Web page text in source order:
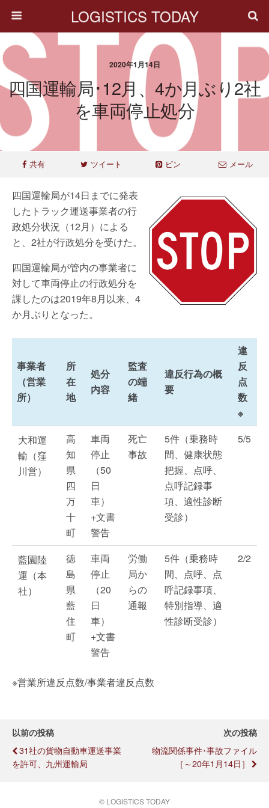
LOGISTICS TODAY
2020年1月14日
四国運輸局･12月、4か月ぶり2社
を車両停止処分
共有 ツイート ピン メール
四国運輸局が14日までに発表
したトラック運送事業者の行
政処分状況（12月）による
と、2社が行政処分を受けた。
四国運輸局が管内の事業者に
対して車両停止の行政処分を
課したのは2019年8月以来、4
か月ぶりとなった。
事業者
（営業
所）
所
在
地
処分
内容
監査
の端
緒
違反行為の概
要
違
反
点
数
※
大和運
輸（窪
川営）
高
知
県
四
万
十
町
車両
停止
（50
日
車）
+文書
警告
死亡
事故
5件（乗務時
間、健康状態
把握、点呼、
点呼記録事
項、適性診断
受診）
5/5
藍園陸
運（本
社）
徳
島
県
藍
住
町
車両
停止
（20
日
車）
+文書
警告
労働
局か
らの
通報
5件（乗務時
間、点呼、点
呼記録事項、
特別指導、適
性診断受診）
2/2
※営業所違反点数/事業者違反点数
以前の投稿
31社の貨物自動車運送事業
を許可、九州運輸局
次の投稿
物流関係事件･事故ファイル
［～20年1月14日］
© LOGISTICS TODAY